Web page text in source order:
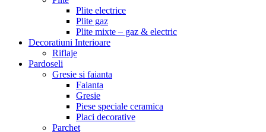
Plite electrice
Plite gaz
Plite mixte – gaz & electric
Decoratiuni Interioare
Riflaje
Pardoseli
Gresie si faianta
Faianta
Gresie
Piese speciale ceramica
Placi decorative
Parchet